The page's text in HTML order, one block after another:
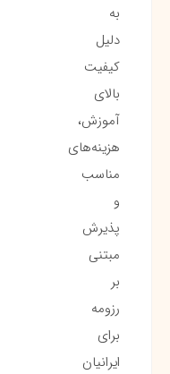
به
دلیل
کیفیت
بالای
آموزش،
هزینه‌های
مناسب
و
پذیرش
مبتنی
بر
رزومه
برای
ایرانیان